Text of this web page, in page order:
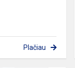
Plačiau